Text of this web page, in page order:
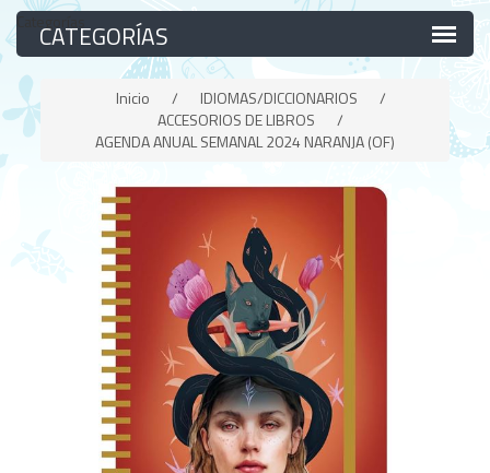
Categorías
Inicio / IDIOMAS/DICCIONARIOS
/
ACCESORIOS DE LIBROS
/
AGENDA ANUAL SEMANAL 2024 NARANJA (OF)